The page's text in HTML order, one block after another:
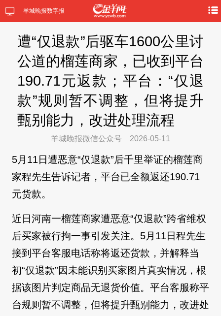
羊城晚报数字报
遭“仅退款”后驱车1600公里讨
公道的榴莲商家，已收到平台
190.71元返款；平台：“仅退
款”规则暂不调整，但将提升
甄别能力，改进处理流程
羊城晚报微信公众号 2026-05-11
5月11日遭恶意“仅退款”后千里举证的榴莲商
家程先生告诉记者，平台已全额返还190.71
元货款。
近日河南一榴莲商家遭恶意“仅退款”跨省维权
后买家被行拘一事引发关注。5月11日程先生
接到平台客服电话称将返还货款，并解释当
初“仅退款”因未能识别买家图片真实情况，根
据该图片判定商品无退货价值。平台客服称平
台规则暂不调整，但将提升甄别能力，改进处